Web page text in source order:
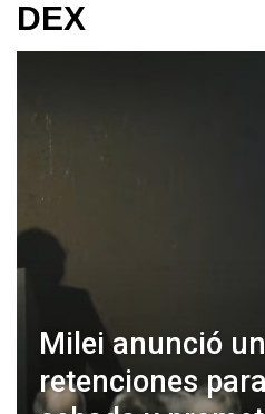
DEX
Milei anunció
retenciones